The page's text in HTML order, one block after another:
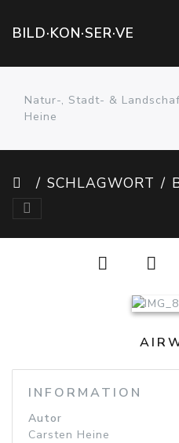
BILD·KON·SER·VE
Natur-, Stadt- &
Heine
SCHLAGWORT
INFORMATION
Autor
Carsten Heine